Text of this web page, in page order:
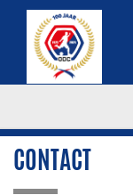
CONTACT